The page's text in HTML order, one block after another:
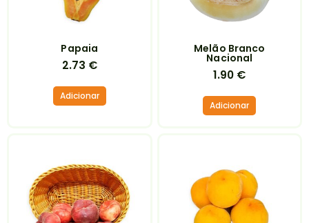
Papaia
2.73 €
Adicionar
Melão Branco
Nacional
1.90 €
Adicionar